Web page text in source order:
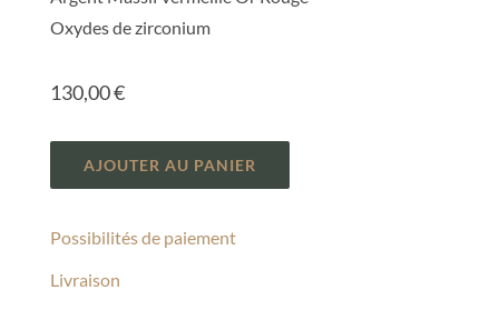
Oxydes de zirconium
130,00€
AJOUTER AU PANIER
Possibilités de paiement
Livraison